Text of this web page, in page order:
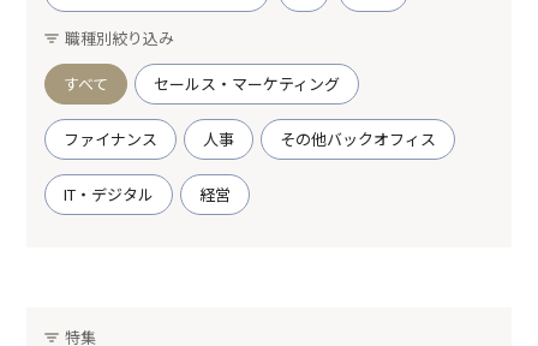
職種別絞り込み
すべて
セールス・マーケティング
ファイナンス 人事 その他バックオフィス
IT・デジタル 経営
特集